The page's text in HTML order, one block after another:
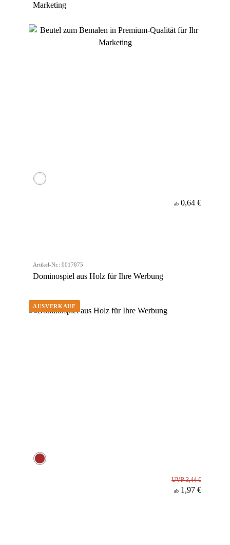
Marketing
ab 0,64 €
Artikel-Nr.: 0017875
Dominospiel aus Holz für Ihre Werbung
UVP 3,44 €
ab 1,97 €